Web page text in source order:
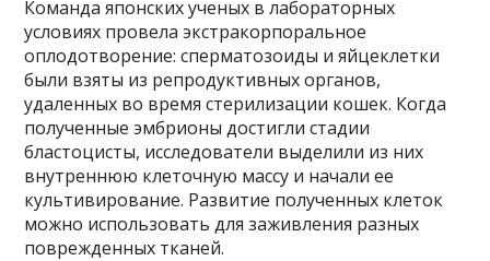
Команда японских ученых в лабораторных
условиях провела экстракорпоральное
оплодотворение: сперматозоиды и яйцеклетки
были взяты из репродуктивных органов,
удаленных во время стерилизации кошек. Когда
полученные эмбрионы достигли стадии
бластоцисты, исследователи выделили из них
внутреннюю клеточную массу и начали ее
культивирование. Развитие полученных клеток
можно использовать для заживления разных
поврежденных тканей.